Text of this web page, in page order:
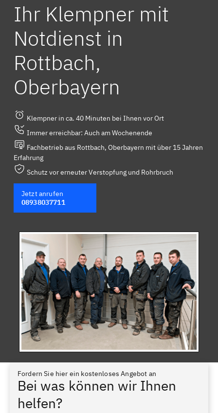
Ihr Klempner mit
Notdienst in
Rottbach,
Oberbayern
Klempner in ca. 40 Minuten bei Ihnen vor Ort
Immer erreichbar: Auch am Wochenende
Fachbetrieb aus Rottbach, Oberbayern mit über 15 Jahren
Erfahrung
Schutz vor erneuter Verstopfung und Rohrbruch
Jetzt anrufen
08938037711
Fordern Sie hier ein kostenloses Angebot an
Bei was können wir Ihnen
helfen?